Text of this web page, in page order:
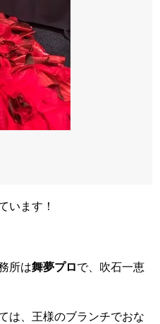
います！
所は舞夢プロで、吹石一恵
は、王様のブランチでおな